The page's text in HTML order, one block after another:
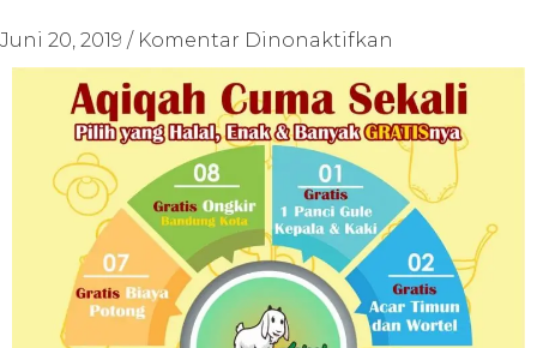
Juni 20, 2019 / Komentar Dinonaktifkan